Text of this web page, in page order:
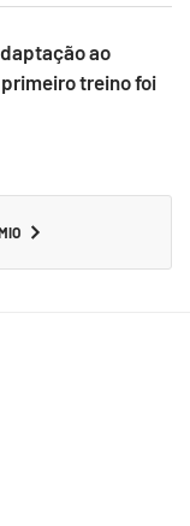
ao
primeiro treino foi